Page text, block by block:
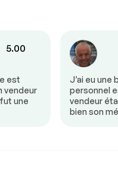
Volant ajustable
5.00
est
vendeur
une
J’ai eu une
personnel
vendeur
bien son